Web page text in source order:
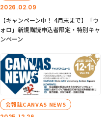
2026.02.09
【キャンペーン中！ 4月末まで】「ウ
ォロ」新規購読申込者限定・特別キャ
ンペーン
会報誌CANVAS NEWS